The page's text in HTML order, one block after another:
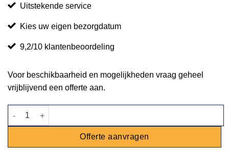
Uitstekende service
Kies uw eigen bezorgdatum
9,2/10 klantenbeoordeling
Voor beschikbaarheid en mogelijkheden vraag geheel
vrijblijvend een offerte aan.
Statafel zwart Ø 80cm aantal
Offerte aanvragen